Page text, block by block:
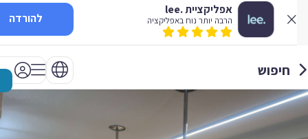
אפליקציית .lee
הרבה יותר נוח באפליקציה להורדה
חיפוש